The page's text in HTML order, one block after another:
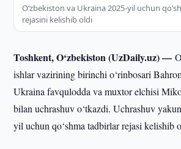
O‘zbekiston va Ukraina 2025-yil uchun
rejasini kelishib oldi
Toshkent, O‘zbekiston (UzDaily.uz) —
ishlar vazirining birinchi o‘rinbosari
Ukraina favqulodda va muxtor elchisi
bilan uchrashuv o‘tkazdi. Uchrashuv
yil uchun qo‘shma tadbirlar rejasi kelishib